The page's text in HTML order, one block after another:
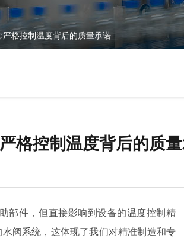
格控制温度背后的质量承诺
格控制温度背后的质
部件，但直接影响到设备的温度控制精
水阀系统，这体现了我们对精准制造和专